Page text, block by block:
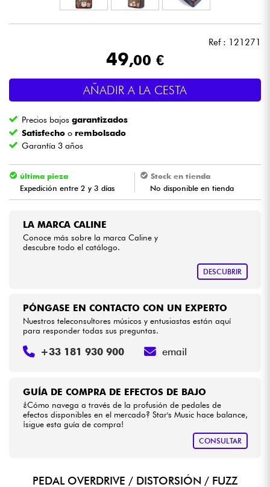
Luces
Vientos
Violines y cuarteto
Cables & Acces.
Bundle
Ver nuestras marcas
Ref : 121271
49,00 €
AÑADIR A LA CESTA
Precios bajosgarantizados
Satisfecho o rembolsado
Garantía 3 años
última pieza
Expedición entre 2 y 3 días
Stock en tienda
No disponible en tienda
LA MARCA CALINE
Conoce más sobre la marca Caline y
descubre todo el catálogo.
DESCUBRIR
GUÍA DE COMPRA DE EFECTOS DE BAJO
¿Cómo navega a través de la profusión de pedales de
efectos disponibles en el mercado? Star's Music hace balance,
¡sigue esta guía de compra!
CONSULTAR
PÓNGASE EN CONTACTO CON UN EXPERTO
Nuestros teleconsultores músicos y entusiastas están aquí
para responder todas sus preguntas.
+33 181 930 900 email
PEDAL OVERDRIVE / DISTORSIÓN / FUZZ